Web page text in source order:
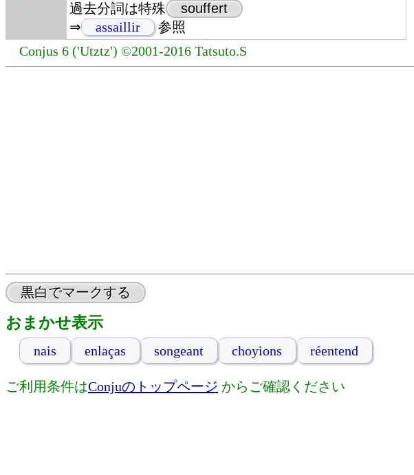
過去分詞は特殊
souffert
⇒
assaillir
参照
Conjus 6 ('Utztz') ©2001-2016 Tatsuto.S
黒白でマークする
おまかせ表示
nais enlaças songeant choyions réentend
ご利用条件はConjuのトップページ からご確認ください